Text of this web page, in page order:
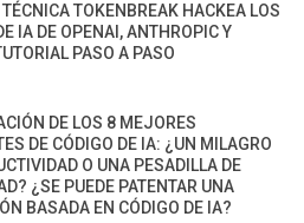
TOKENBREAK HACKEA LOS
IA DE OPENAI, ANTHROPIC Y
PASO A PASO
DE LOS 8 MEJORES
DE CÓDIGO DE IA: ¿UN MILAGRO
O UNA PESADILLA DE
¿SE PUEDE PATENTAR UNA
BASADA EN CÓDIGO DE IA?